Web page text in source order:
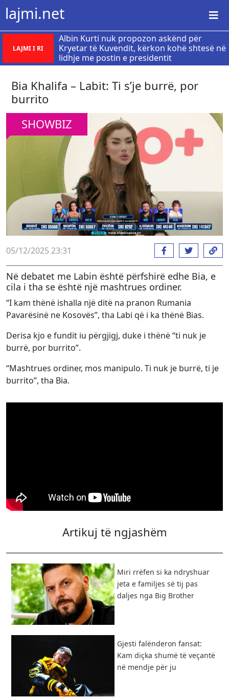
lajmi.net
LAJMI I RI
Albin Kurti nuk propozon askënd për
Kryetar të Kuvendit, kërkon kohë shtesë në
lidhje me postin e presidentit
Bia Khalifa – Labit: Ti s’je burrë, por
burrito
SHOWBIZ
05/12/2025 23:31
Në debatet me Labin është përfshirë edhe Bia, e
cila i tha se është një mashtrues ordiner.
“I kam thënë ishalla një ditë na pranon Rumania
Pavarësinë ne Kosovës”, tha Labi që i ka thënë Bias.
Derisa kjo e fundit iu përgjigj, duke i thënë “ti nuk je
burrë, por burrito”.
“Mashtrues ordiner, mos manipulo. Ti nuk je burrë, ti je
burrito”, tha Bia.
Artikuj të ngjashëm
Miri rrëfen si ka ndryshuar
jeta e familjes së tij pas
daljes nga Big Brother
Gjesti falënderon fansat:
Kam diçka shumë të veçantë
në mendje për ju